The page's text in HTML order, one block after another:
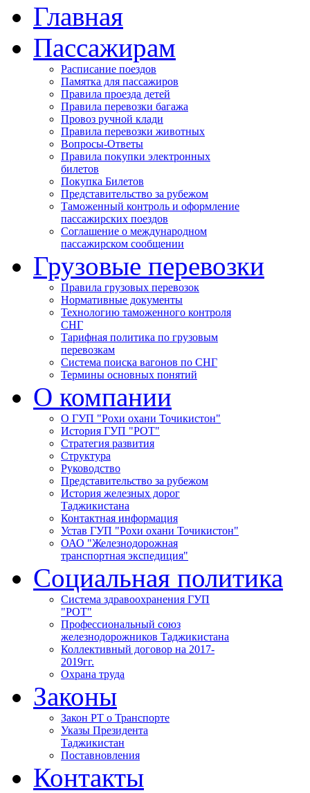
Главная
Пассажирам
Расписание поездов
Памятка для пассажиров
Правила проезда детей
Правила перевозки багажа
Провоз ручной клади
Правила перевозки животных
Вопросы-Ответы
Правила покупки электронных
билетов
Покупка Билетов
Представительство за рубежом
Таможенный контроль и оформление
пассажирских поездов
Соглашение о международном
пассажирском сообщении
Грузовые перевозки
Правила грузовых перевозок
Нормативные документы
Технологию таможенного контроля
СНГ
Тарифная политика по грузовым
перевозкам
Система поиска вагонов по СНГ
Термины основных понятий
О компании
О ГУП "Рохи охани Точикистон"
История ГУП "РОТ"
Стратегия развития
Структура
Руководство
Представительство за рубежом
История железных дорог
Таджикистана
Контактная информация
Устав ГУП "Рохи охани Точикистон"
ОАО "Железнодорожная
транспортная экспедиция"
Социальная политика
Система здравоохранения ГУП
"РОТ"
Профессиональный союз
железнодорожников Таджикистана
Коллективный договор на 2017-
2019гг.
Охрана труда
Законы
Закон РТ о Транспорте
Указы Президента
Таджикистан
Поставновления
Контакты